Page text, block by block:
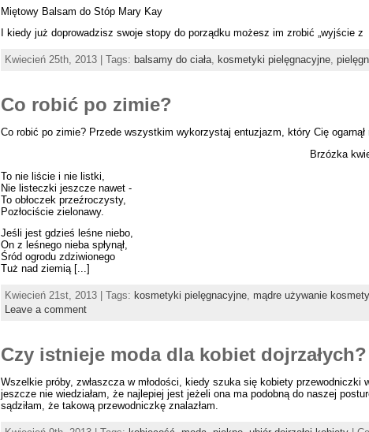
Miętowy Balsam do Stóp Mary Kay
I kiedy już doprowadzisz swoje stopy do porządku możesz im zrobić „wyjście
Kwiecień 25th, 2013 | Tags: balsamy do ciała, kosmetyki pielęgnacyjne,
Co robić po zimie?
Co robić po zimie? Przede wszystkim wykorzystaj entuzjazm, który Cię
Brzózka
To nie liście i nie listki,
Nie listeczki jeszcze nawet -
To obłoczek przeźroczysty,
Pozłociście zielonawy.
Jeśli jest gdzieś leśne niebo,
On z leśnego nieba spłynął,
Śród ogrodu zdziwionego
Tuż nad ziemią [...]
Kwiecień 21st, 2013 | Tags: kosmetyki pielęgnacyjne, mądre używanie
Leave a comment
Czy istnieje moda dla kobiet dojrzałych?
Wszelkie próby, zwłaszcza w młodości, kiedy szuka się kobiety
jeszcze nie wiedziałam, że najlepiej jest jeżeli ona ma podobną do naszej
sądziłam, że takową przewodniczkę znalazłam.